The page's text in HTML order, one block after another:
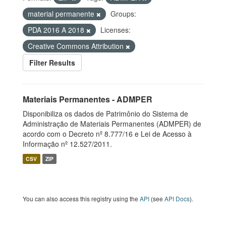
material permanente
Groups:
PDA 2016 A 2018
Licenses:
Creative Commons Attribution
Filter Results
Materiais Permanentes - ADMPER
Disponibiliza os dados de Patrimônio do Sistema de
Administração de Materiais Permanentes (ADMPER) de
acordo com o Decreto nº 8.777/16 e Lei de Acesso à
Informação nº 12.527/2011.
CSV ZIP
You can also access this registry using the API (see API Docs).